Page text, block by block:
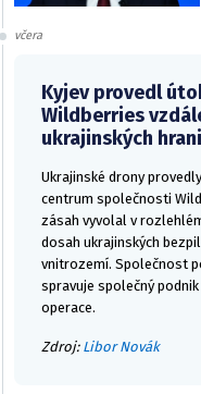
včera
Kyjev provedl
Wildberries
ukrajinských
Ukrajinské drony
centrum společnosti
zásah vyvolal v
dosah ukrajinských
vnitrozemí. Společnost
spravuje společný
operace.
Zdroj: Libor Novák